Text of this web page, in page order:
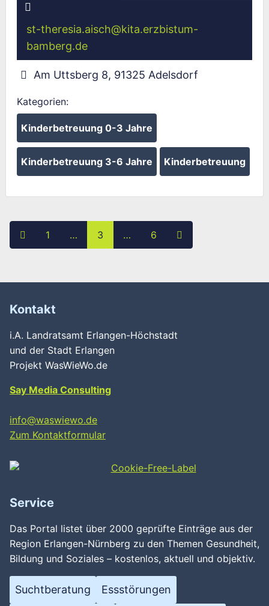
st-theresia.aisch@kita.erzbistum-
bamberg.de
Am Uttsberg 8, 91325 Adelsdorf
Kategorien:
Kinderbetreuung 0-3 Jahre
Kinderbetreuung 3-6 Jahre Kinderbetreuung
Posts navigation
Neuere Beiträge
1 … 3 … 6 Ältere Beiträge
Kontakt
i.A. Landratsamt Erlangen-Höchstadt
und der Stadt Erlangen
Projekt WasWieWo.de
Say Media Consulting
info@waswiewo.de
Zum Kontaktformular
Service
Das Portal listet über 2000 geprüfte Einträge aus der
Region Erlangen-Nürnberg zu den Themen Gesundheit,
Bildung und Soziales – kostenlos, aktuell und objektiv.
Suchtberatung Essstörungen